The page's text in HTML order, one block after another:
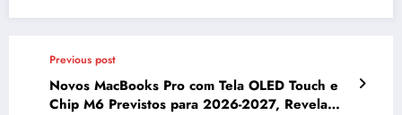
Previous post
Novos MacBooks Pro com Tela OLED Touch e
Chip M6 Previstos para 2026-2027, Revela